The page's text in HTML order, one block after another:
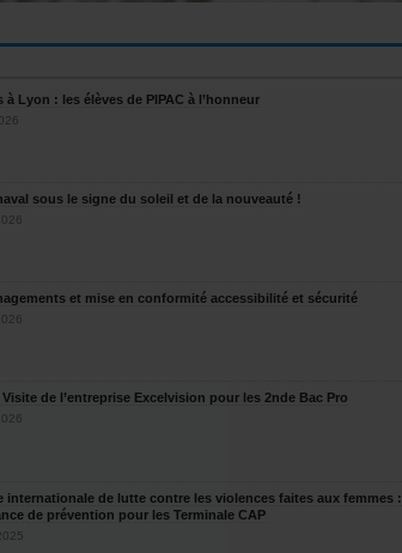
à Lyon : les élèves de PIPAC à l’honneur
sous le signe du soleil et de la nouveauté !
et mise en conformité accessibilité et sécurité
Visite de l’entreprise Excelvision pour les 2nde Bac Pro
internationale de lutte contre les violences faites aux femmes :
de prévention pour les Terminale CAP